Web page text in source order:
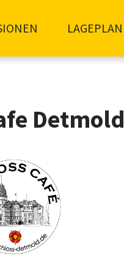
LAGEPLAN
Detmold